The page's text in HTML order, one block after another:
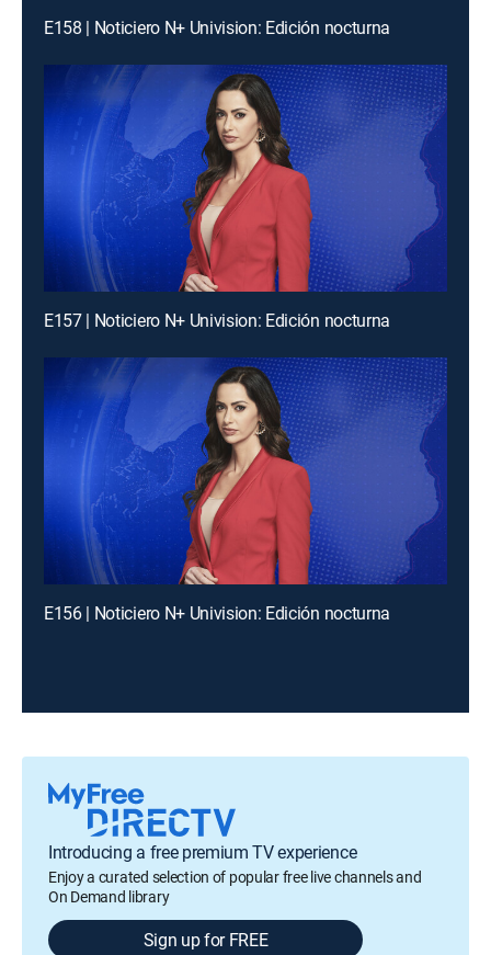
E158 | Noticiero N+ Univision: Edición nocturna
E157 | Noticiero N+ Univision: Edición nocturna
E156 | Noticiero N+ Univision: Edición nocturna
Introducing a free premium TV experience
Enjoy a curated selection of popular free live channels and
On Demand library
Sign up for FREE